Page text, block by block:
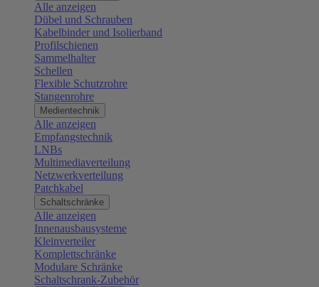
Alle anzeigen
Dübel und Schrauben
Kabelbinder und Isolierband
Profilschienen
Sammelhalter
Schellen
Flexible Schutzrohre
Stangenrohre
Medientechnik
Alle anzeigen
Empfangstechnik
LNBs
Multimediaverteilung
Netzwerkverteilung
Patchkabel
Schaltschränke
Alle anzeigen
Innenausbausysteme
Kleinverteiler
Komplettschränke
Modulare Schränke
Schaltschrank-Zubehör